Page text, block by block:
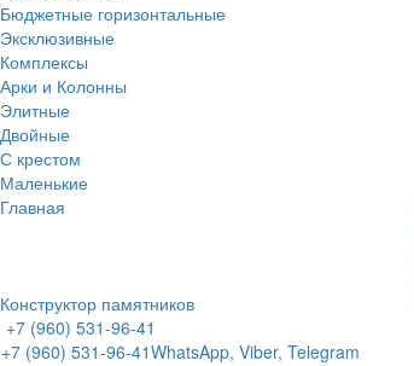
Бюджетные горизонтальные
Эксклюзивные
Комплексы
Арки и Колонны
Элитные
Двойные
С крестом
Маленькие
Главная
Конструктор памятников
+7 (960) 531-96-41
+7 (960) 531-96-41WhatsApp, Viber, Telegram